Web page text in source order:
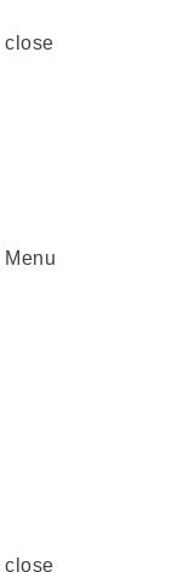
close
Menu
close